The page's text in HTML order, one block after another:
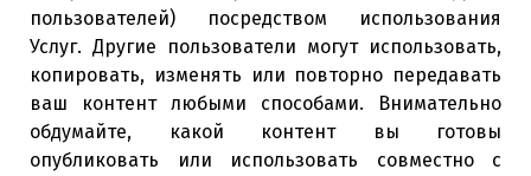
пользователей) посредством использования
Услуг. Другие пользователи могут использовать,
копировать, изменять или повторно передавать
ваш контент любыми способами. Внимательно
обдумайте, какой контент вы готовы
опубликовать или использовать совместно с